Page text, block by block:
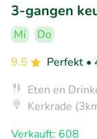
3-gangen
Mi
Do
9.5
Perfekt •
Eten en
Kerkrade
Verkauft: 608